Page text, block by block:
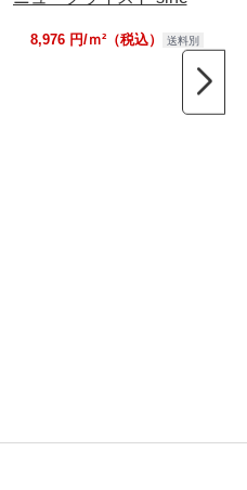
8,976 円/ｍ²（税込） 送料別
ペ